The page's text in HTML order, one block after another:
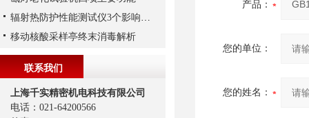
产品：
您的单位：
您的姓名：
辐射热防护性能测试仪3个影响灵敏度因素解析
移动核酸采样亭终末消毒解析
联系我们
上海千实精密机电科技有限公司
电话：021-64200566